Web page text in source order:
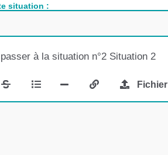
Corse
situation :
à la situation n°2 Situation 2
Fichier